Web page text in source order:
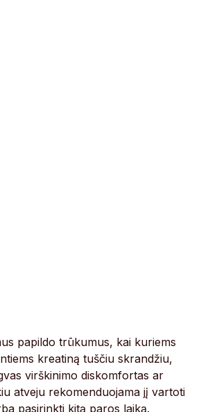
papildo trūkumus, kai kuriems
kreatiną tuščiu skrandžiu,
virškinimo diskomfortas ar
atveju rekomenduojama jį vartoti
pasirinkti kitą paros laiką.